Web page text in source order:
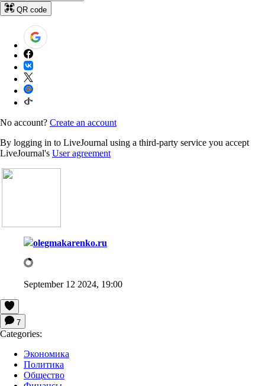
QR code
No account? Create an account
By logging in to LiveJournal using a third-party service you accept
LiveJournal's User agreement
olegmakarenko.ru
September 12 2024, 19:00
7
Categories:
Экономика
Политика
Общество